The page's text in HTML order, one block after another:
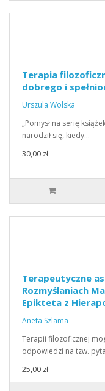
Terapia
dobrego i
Urszula Wolska
„Pomysł na serię
narodził się, kiedy…
30,00 zł
Terapeutyczne
Rozmyślaniach
Epikteta z
Aneta Szlama
Terapii filozoficznej
odpowiedzi na tzw.
25,00 zł